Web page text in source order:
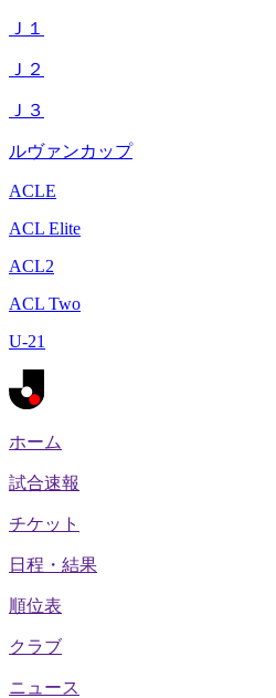
Ｊ１
Ｊ２
Ｊ３
ルヴァンカップ
ACLE
ACL Elite
ACL2
ACL Two
U-21
ホーム
試合速報
チケット
日程・結果
順位表
クラブ
ニュース